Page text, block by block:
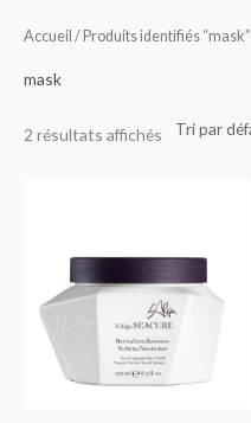
Accueil / Produits identifiés “mask”
mask
2 résultats affichés